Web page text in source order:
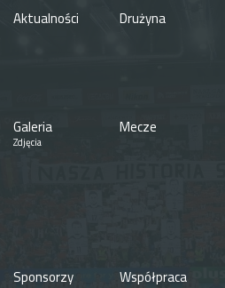
Aktualności Drużyna
Galeria
Zdjęcia
Mecze
Sponsorzy Współpraca